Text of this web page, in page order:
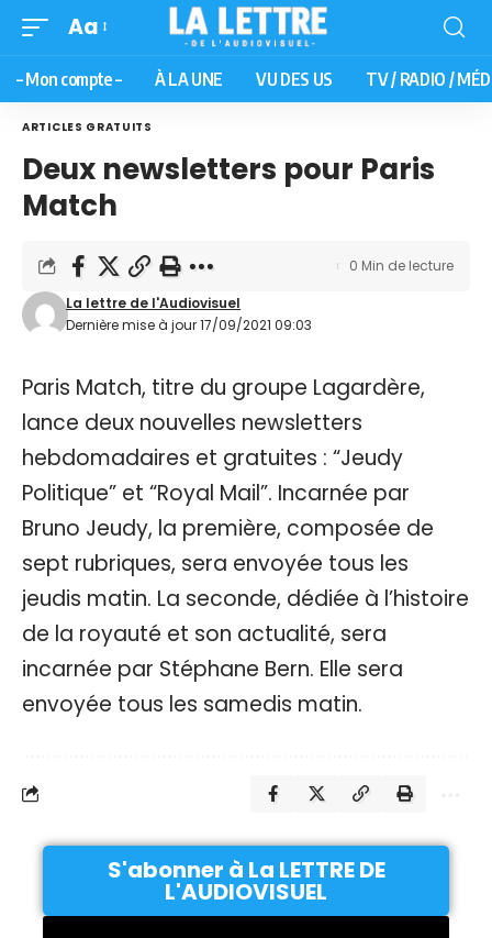
Aa
– Mon compte – À LA UNE VU DES US TV / RADIO /
ARTICLES GRATUITS
Deux newsletters pour Paris
Match
Dernière mise à jour 17/09/2021 09:03
La lettre de l'Audiovisuel
0 Min de lecture
Paris Match, titre du groupe Lagardère,
lance deux nouvelles newsletters
hebdomadaires et gratuites : “Jeudy
Politique” et “Royal Mail”. Incarnée par
Bruno Jeudy, la première, composée de
sept rubriques, sera envoyée tous les
jeudis matin. La seconde, dédiée à l’histoire
de la royauté et son actualité, sera
incarnée par Stéphane Bern. Elle sera
envoyée tous les samedis matin.
S'abonner à La LETTRE DE
L'AUDIOVISUEL